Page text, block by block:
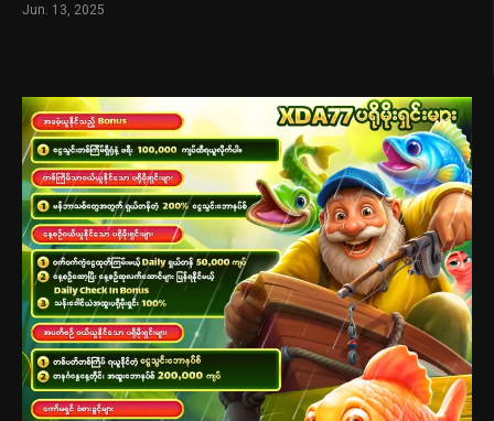
Jun. 13, 2025